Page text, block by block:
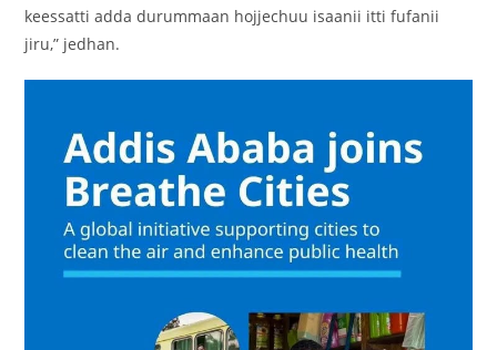
keessatti adda durummaan hojjechuu isaanii itti fufanii
jiru,” jedhan.